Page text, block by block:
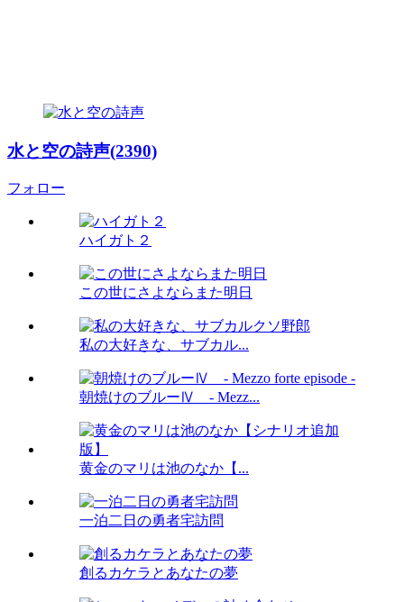
水と空の詩声(2390)
フォロー
ハイガト２
この世にさよならまた明日
私の大好きな、サブカル...
朝焼けのブルーⅣ - Mezz...
黄金のマリは池のなか【...
一泊二日の勇者宅訪問
創るカケラとあなたの夢